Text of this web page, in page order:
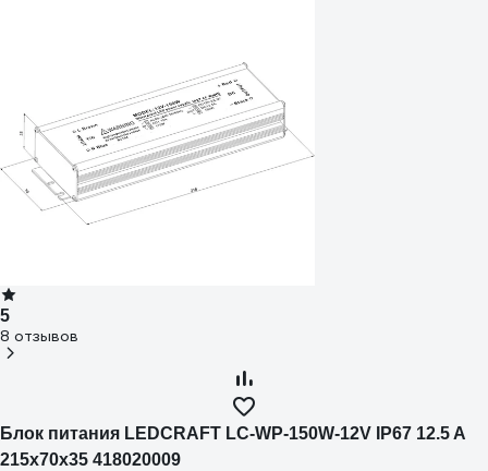
5
8 отзывов
Блок питания LEDCRAFT LC-WP-150W-12V IP67 12.5 A
215x70x35 418020009